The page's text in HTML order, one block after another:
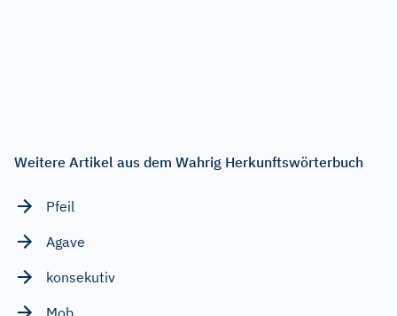
Weitere Artikel aus dem Wahrig Herkunftswörterbuch
Pfeil
Agave
konsekutiv
Mob